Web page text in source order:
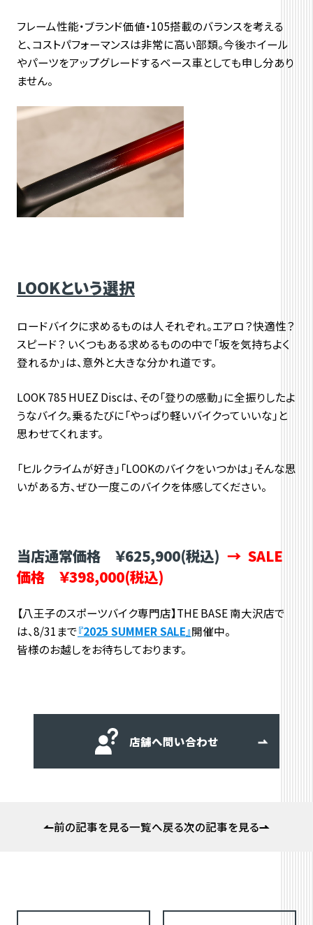
フレーム性能・ブランド価値・105搭載のバランスを考える
と、コストパフォーマンスは非常に高い部類。今後ホイール
やパーツをアップグレードするベース車としても申し分あり
ません。
LOOKという選択
ロードバイクに求めるものは人それぞれ。エアロ？快適性？
スピード？ いくつもある求めるものの中で「坂を気持ちよく
登れるか」は、意外と大きな分かれ道です。
LOOK 785 HUEZ Discは、その「登りの感動」に全振りしたよ
うなバイク。乗るたびに「やっぱり軽いバイクっていいな」 と
思わせてくれます。
「ヒルクライムが好き」「LOOKのバイクをいつかは」そんな思
いがある方、ぜひ一度このバイクを体感してください。
当店通常価格 ￥625,900(税込) → SALE
価格 ￥398,000(税込)
【八王子のスポーツバイク専門店】THE BASE 南大沢店で
は、8/31まで『2025 SUMMER SALE』開催中。
皆様のお越しをお待ちしております。
店舗へ問い合わせ
前の記事を見る一覧へ戻る次の記事を見る